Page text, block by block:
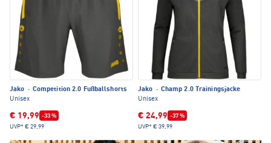
Jako · Competition 2.0 Fußballshorts
Unisex
€ 19,99 -33 %
UVP* € 29,99
Jako · Champ 2.0 Trainingsjacke
Unisex
€ 24,99 -37 %
UVP* € 39,99